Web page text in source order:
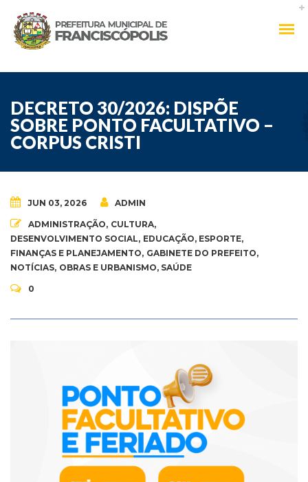
DECRETO 30/2026: DISPÕE
SOBRE PONTO FACULTATIVO –
CORPUS CRISTI
JUN 03, 2026 ADMIN
ADMINISTRAÇÃO, CULTURA,
DESENVOLVIMENTO SOCIAL, EDUCAÇÃO, ESPORTE,
FINANÇAS E PLANEJAMENTO, GABINETE DO PREFEITO,
NOTÍCIAS, OBRAS E URBANISMO, SAÚDE
0